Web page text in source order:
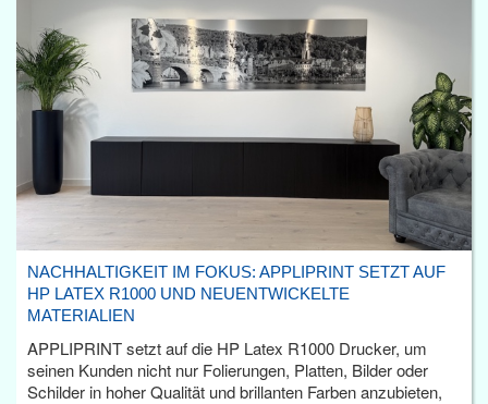
NACHHALTIGKEIT IM FOKUS: APPLIPRINT SETZT AUF
HP LATEX R1000 UND NEUENTWICKELTE
MATERIALIEN
APPLIPRINT setzt auf die HP Latex R1000 Drucker, um
seinen Kunden nicht nur Folierungen, Platten, Bilder oder
Schilder in hoher Qualität und brillanten Farben anzubieten,